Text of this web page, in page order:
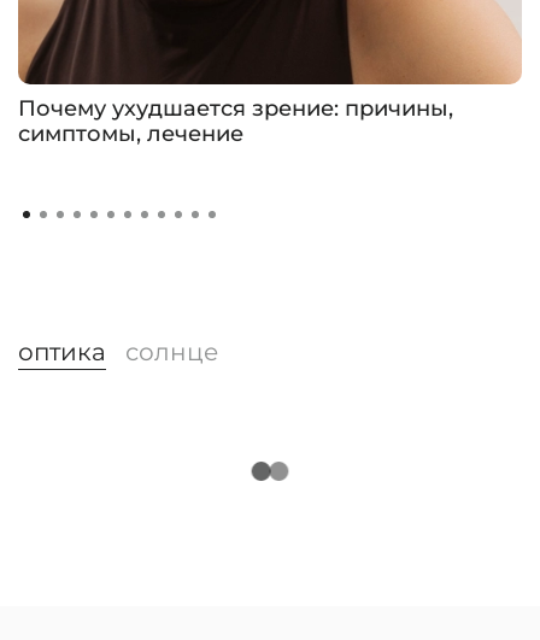
Почему ухудшается зрение: причины,
симптомы, лечение
оптика солнце